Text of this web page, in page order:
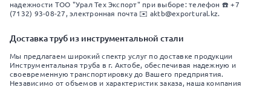
надежности ТОО "Урал Тех Экспорт" при выборе: телефон ☎️ +7
(7132) 93-08-27, электронная почта ✉️ aktb@exportural.kz.
Доставка труб из инструментальной стали
Мы предлагаем широкий спектр услуг по доставке продукции
Инструментальная труба в г. Актобе, обеспечивая надежную и
своевременную транспортировку до Вашего предприятия.
Независимо от объемов и характеристик заказа, наша компания